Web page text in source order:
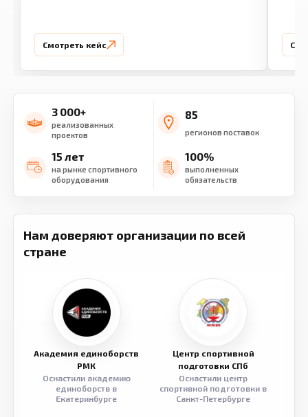
Смотреть кейс
3 000+
реализованных
проектов
85
регионов поставок
15 лет
на рынке спортивного
оборудования
100%
выполненных
обязательств
Нам доверяют организации по всей
стране
Академия единоборств
РМК
Оснастили академию
единоборств в
Екатеринбурге
Центр спортивной
подготовки СПб
Оснастили центр
спортивной подготовки в
Санкт-Петербурге